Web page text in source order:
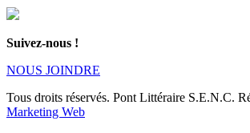
Suivez-nous !
NOUS JOINDRE
Tous droits réservés. Pont Littéraire S.E.N.C.
Marketing Web